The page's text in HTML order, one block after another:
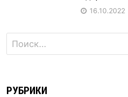
16.10.2022
Найти:
РУБРИКИ